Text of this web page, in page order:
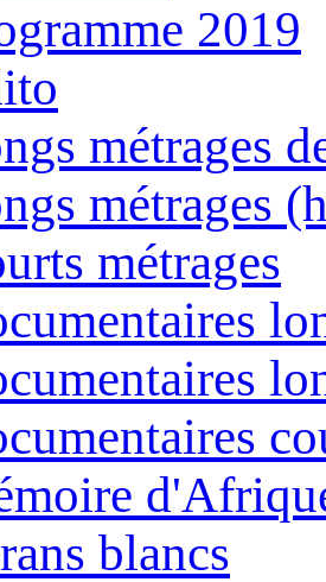
2019
métrages
métrages
métrages
blancs